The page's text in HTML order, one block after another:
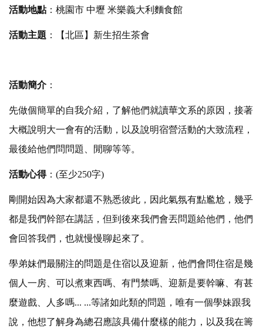
活動地點：桃園市 中壢 米樂義大利麵食館
活動主題 ：【北區】新生招生茶會
活動簡介：
先做個簡單的自我介紹，了解他們就讀華文系的原因，接著
大概說明大一會有的活動，以及說明宿營活動的大致流程，
最後給他們問問題、閒聊等等。
活動心得： (至少250字)
剛開始因為大家都還不熟悉彼此，因此氣氛有點尷尬，幾乎
都是我們幹部在講話，但到後來我們會丟問題給他們，他們
會回答我們，也就慢慢聊起來了。
學弟妹們最關注的問題是住宿以及迎新，他們會問住宿是幾
個人一房、可以煮東西嗎、有門禁嗎、迎新是要幹嘛、有甚
麼遊戲、人多嗎... ...等諸如此類的問題，唯有一個學妹跟我
說，他想了解身為總召應該具備什麼樣的能力，以及我在籌